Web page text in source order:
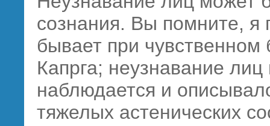
сознания. Вы помните, я
бывает при
Капрга; неузнавание
наблюдается и
тяжелых астенических